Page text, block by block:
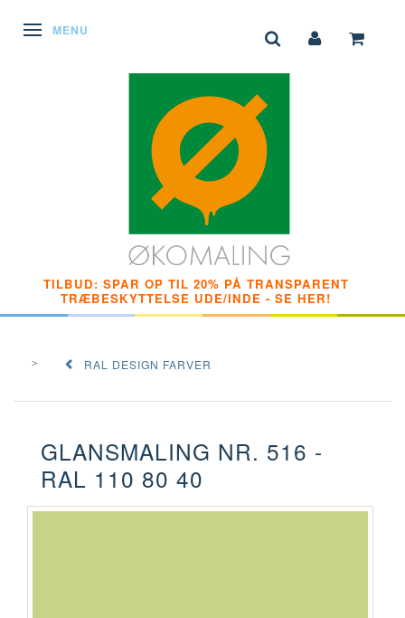
SKIFTE NAVIGATION
MENU
TILBUD: SPAR OP TIL 20% PÅ TRANSPARENT
TRÆBESKYTTELSE UDE/INDE - SE HER!
RAL DESIGN FARVER
GLANSMALING NR. 516 -
RAL 110 80 40